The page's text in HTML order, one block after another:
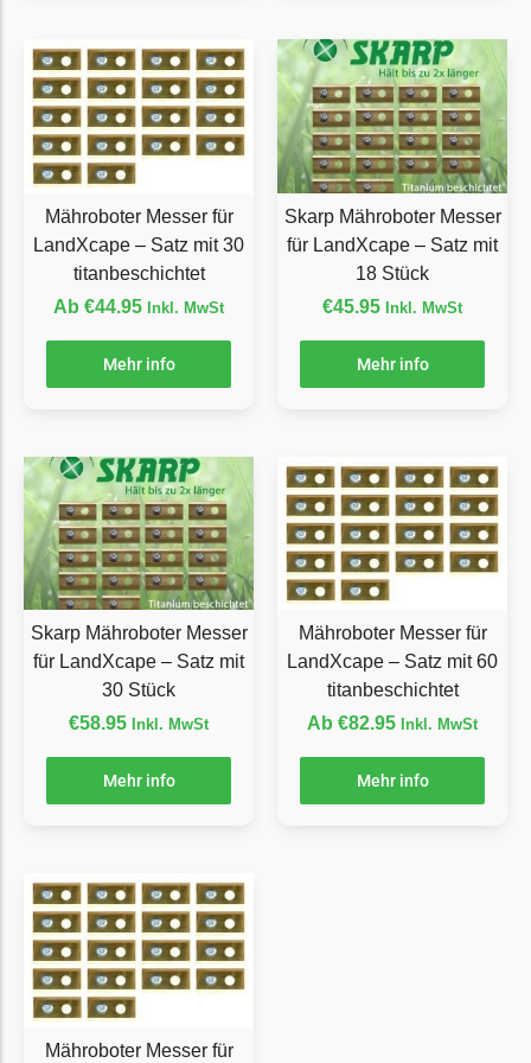
Grouw
Grouw Messer
Begrenzungsdraht
Güde
Begrenzungsdraht
Honda
Honda Messer
Begrenzungsdraht
Kress
Begrenzungsdraht
LandXcape
LandXcape Messer
Begrenzungsdraht
LawnBott
LawnBott Messer
Begrenzungsdraht
Lizard Messer
LUX-Tools Messer
Begrenzungsdraht
Mammotion
Mammotion Messer
Mähroboter Messer für
LandXcape – Satz mit 30
titanbeschichtet
Ab €44.95 Inkl. MwSt
Mehr info
Skarp Mähroboter Messer
für LandXcape – Satz mit
18 Stück
€45.95 Inkl. MwSt
Mehr info
Skarp Mähroboter Messer
für LandXcape – Satz mit
30 Stück
€58.95 Inkl. MwSt
Mehr info
Mähroboter Messer für
LandXcape – Satz mit 60
titanbeschichtet
Ab €82.95 Inkl. MwSt
Mehr info
Mähroboter Messer für